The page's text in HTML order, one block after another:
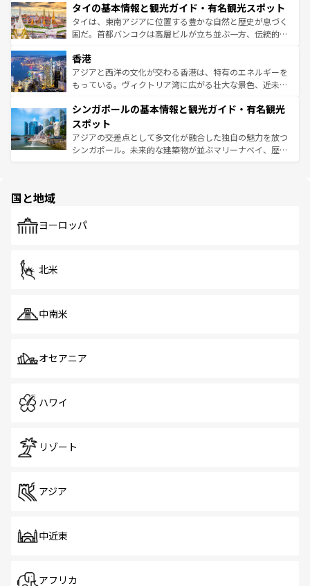
リティに包まれながら、韓国の多彩な魅力を心ゆくまで味
わってみてほしい。 なお、新着の韓国情報はコンテンツ一
覧を参照してほしい。
急速な発展と共に伝統が息づく。ハノイの古い町並みやホ
ーチミン市のフランス統治時代の建物も、独特の雰囲気を
醸し出している。また、バラエティの豊かさとおいしさで
とつ。フォーやバインミー、ベトナムコーヒーなどは、ぜ
ひ現地で味わいたい。どの地域を訪れてもあたたかい人々
が旅行者を迎えてくれるので、きっと忘れられない旅にな
参照してほしい。
タイの基本情報と観光ガイド・有名観光スポット
タイは、東南アジアに位置する豊かな自然と歴史が息づく
国だ。首都バンコクは高層ビルが立ち並ぶ一方、伝統的な
の活気が交差している。北部ではチェンマイなどの山岳地
帯で自然と触れ合い、南部ではプーケットやクラビの美し
いビーチでリゾート気分を楽しむことができる。タイ料理
激する。気候は一年中温暖で、どの季節にも異なる楽しみ
が待っている。親しみやすいタイの人々、仏教を中心とし
た文化、そして多様な観光資源が、訪れる旅人を魅了し続
ける。 なお、新着のタイ情報はコンテンツ一覧を参照して
香港
アジアと西洋の文化が交わる香港は、特有のエネルギーを
もっている。ヴィクトリア湾に広がる壮大な景色、近未来
み、どこを訪れても感動するはず。観光スポットが密集し
ており、効率よく見どころを回れるのも魅力。息をのむよ
うな絶景から文化的な体験まで、香港を存分に楽しみ尽く
そう。 なお、新着の香港情報はコンテンツ一覧を参照して
シンガポールの基本情報と観光ガイド・有名観光
スポット
アジアの交差点として多文化が融合した独自の魅力を放つ
シンガポール。未来的な建築物が並ぶマリーナベイ、歴史
で、ホーカーズは地元の風情を楽しめる外せないスポット
国と地域
ヨーロッパ
北米
中南米
オセアニア
ハワイ
リゾート
アジア
中近東
アフリカ